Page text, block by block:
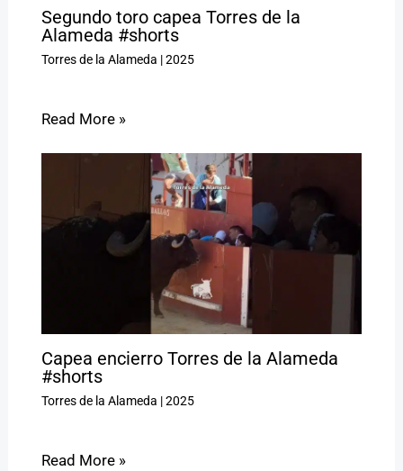
Segundo toro capea Torres de la
Alameda #shorts
Torres de la Alameda |2025
Read More »
Capea encierro Torres de la Alameda
#shorts
Torres de la Alameda |2025
Read More »